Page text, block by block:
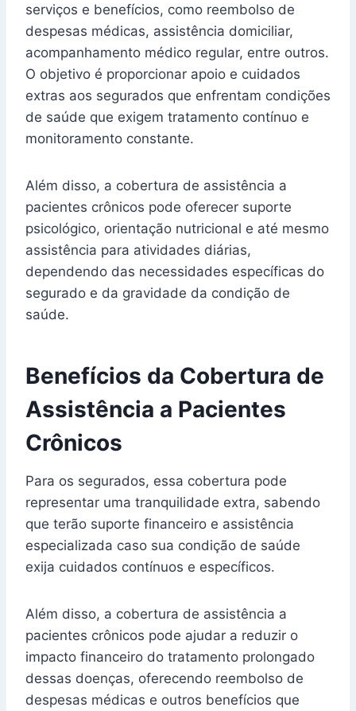
serviços e benefícios, como reembolso de
despesas médicas, assistência domiciliar,
acompanhamento médico regular, entre outros.
O objetivo é proporcionar apoio e cuidados
extras aos segurados que enfrentam condições
de saúde que exigem tratamento contínuo e
monitoramento constante.
Além disso, a cobertura de assistência a
pacientes crônicos pode oferecer suporte
psicológico, orientação nutricional e até mesmo
assistência para atividades diárias,
dependendo das necessidades específicas do
segurado e da gravidade da condição de
saúde.
Benefícios da Cobertura de
Assistência a Pacientes
Crônicos
Para os segurados, essa cobertura pode
representar uma tranquilidade extra, sabendo
que terão suporte financeiro e assistência
especializada caso sua condição de saúde
exija cuidados contínuos e específicos.
Além disso, a cobertura de assistência a
pacientes crônicos pode ajudar a reduzir o
impacto financeiro do tratamento prolongado
dessas doenças, oferecendo reembolso de
despesas médicas e outros benefícios que